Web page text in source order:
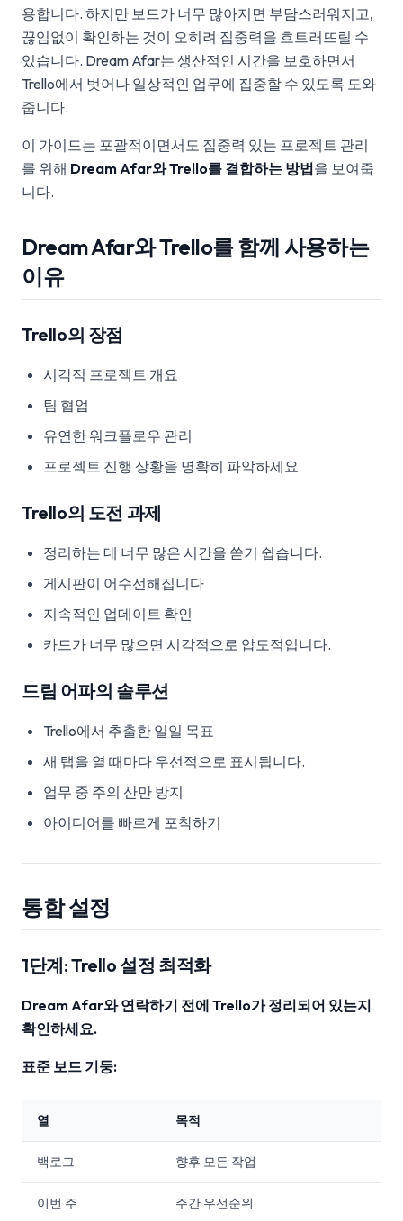
용합니다. 하지만 보드가 너무 많아지면 부담스러워지고,
끊임없이 확인하는 것이 오히려 집중력을 흐트러뜨릴 수
있습니다. Dream Afar는 생산적인 시간을 보호하면서
Trello에서 벗어나 일상적인 업무에 집중할 수 있도록 도와
줍니다.
이 가이드는 포괄적이면서도 집중력 있는 프로젝트 관리
를 위해 Dream Afar와 Trello를 결합하는 방법을 보여줍
니다.
Dream Afar와 Trello를 함께 사용하는
이유
Trello의 장점
시각적 프로젝트 개요
팀 협업
유연한 워크플로우 관리
프로젝트 진행 상황을 명확히 파악하세요
Trello의 도전 과제
정리하는 데 너무 많은 시간을 쏟기 쉽습니다.
게시판이 어수선해집니다
지속적인 업데이트 확인
카드가 너무 많으면 시각적으로 압도적입니다.
드림 어파의 솔루션
Trello에서 추출한 일일 목표
새 탭을 열 때마다 우선적으로 표시됩니다.
업무 중 주의 산만 방지
아이디어를 빠르게 포착하기
통합 설정
1단계: Trello 설정 최적화
Dream Afar와 연락하기 전에 Trello가 정리되어 있는지
확인하세요.
표준 보드 기둥:
열 목적
백로그 향후 모든 작업
이번 주 주간 우선순위